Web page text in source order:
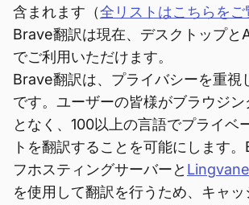
含まれます（全リストはこちらをご
Brave翻訳は現在、デスクトップと
でご利用いただけます。
Brave翻訳は、プライバシーを重視
です。ユーザーの皆様がブラウジン
となく、100以上の言語でプライベ
トを翻訳することを可能にします
フホスティングサーバーと
を使用して翻訳を行うため、キャ